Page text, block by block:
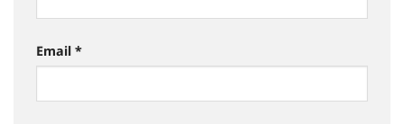
Email *